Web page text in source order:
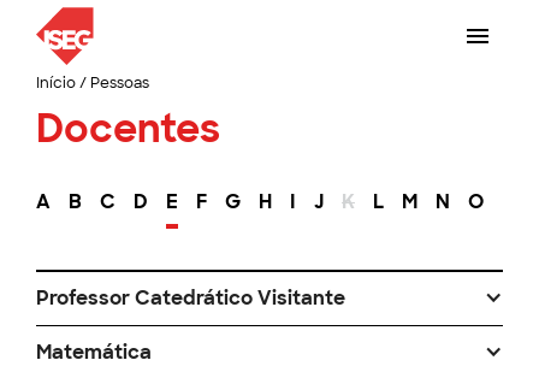
Início/ Pessoas
Docentes
A B C D E F G H I J K L M N O
Professor Catedrático Visitante
Matemática